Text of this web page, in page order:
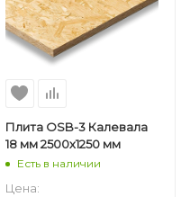
Плита OSB-3 Калевала
18 мм 2500х1250 мм
Есть в наличии
Цена: